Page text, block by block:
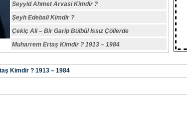
Seyyid Ahmet Arvasi Kimdir ?
Şeyh Edebali Kimdir ?
Çekiç Ali – Bir Garip Bülbül Issız Çöllerde
Muharrem Ertaş Kimdir ? 1913 – 1984
Kimdir ? 1913 – 1984